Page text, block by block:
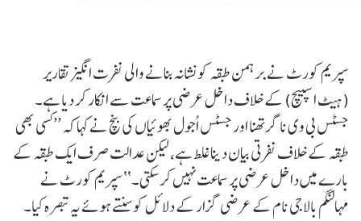
سپریم کورٹ نے برہمن طبقہ کو نشانہ بنانے والی نفرت انگیز تقاریر
(ہیٹ اسپیچ) کے خلاف داخل عرضی پر سماعت سے انکار کر دیا ہے۔
جسٹس بی وی ناگرتھنا اور جسٹس اُجول بھوئیاں کی بنچ نے کہا کہ ’’کسی بھی
طبقہ کے خلاف نفرتی بیان دینا غلط ہے، لیکن عدالت صرف ایک طبقہ کے
بارے میں داخل عرضی پر سماعت نہیں کر سکتی۔‘‘ سپریم کورٹ نے
مہالنگم بالاجی نام کے عرضی گزار کے دلائل کو سنتے ہوئے یہ تبصرہ کیا۔